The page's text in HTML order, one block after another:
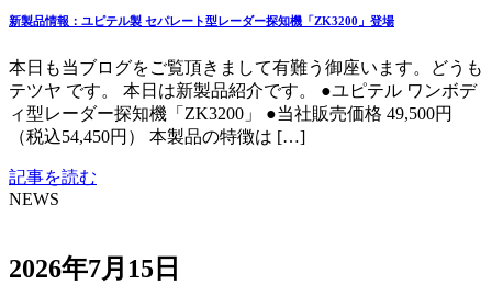
新製品情報：ユピテル製 セパレート型レーダー探知機「ZK3200」登場
本日も当ブログをご覧頂きまして有難う御座います。どうも
テツヤ です。 本日は新製品紹介です。 ●ユピテル ワンボデ
ィ型レーダー探知機「ZK3200」 ●当社販売価格 49,500円
（税込54,450円） 本製品の特徴は […]
記事を読む
NEWS
2026年7月15日